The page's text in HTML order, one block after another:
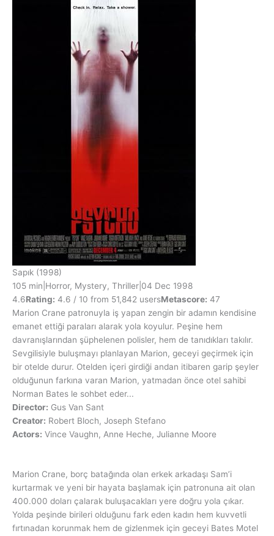
Sapık (1998)
105 min Horror, Mystery, Thriller 04 Dec 1998
4.6Rating: 4.6 / 10 from 51,842 usersMetascore: 47
Marion Crane patronuyla iş yapan zengin bir adamın kendisine
emanet ettiği paraları alarak yola koyulur. Peşine hem
davranışlarından şüphelenen polisler, hem de tanıdıkları takılır.
Sevgilisiyle buluşmayı planlayan Marion, geceyi geçirmek için
bir otelde durur. Otelden içeri girdiği andan itibaren garip şeyler
olduğunun farkına varan Marion, yatmadan önce otel sahibi
Norman Bates le sohbet eder...
Director: Gus Van Sant
Creator: Robert Bloch, Joseph Stefano
Actors: Vince Vaughn, Anne Heche, Julianne Moore
Marion Crane, borç batağında olan erkek arkadaşı Sam’i
kurtarmak ve yeni bir hayata başlamak için patronuna ait olan
400.000 doları çalarak buluşacakları yere doğru yola çıkar.
Yolda peşinde birileri olduğunu fark eden kadın hem kuvvetli
fırtınadan korunmak hem de gizlenmek için geceyi Bates Motel